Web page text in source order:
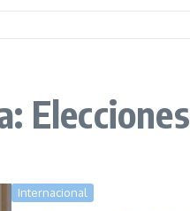
Elecciones
Internacional